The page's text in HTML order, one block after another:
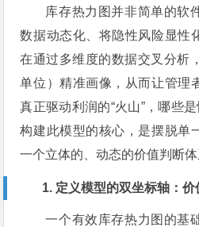
库存热力图并非简单的软
数据动态化、将隐性风险显性
在通过多维度的数据交叉分析
单位）精准画像，从而让管理
真正驱动利润的“火山”，哪些是
构建此模型的核心，是摆脱单
一个立体的、动态的价值判断体
1. 定义模型的双坐标轴：价
一个有效库存热力图的基